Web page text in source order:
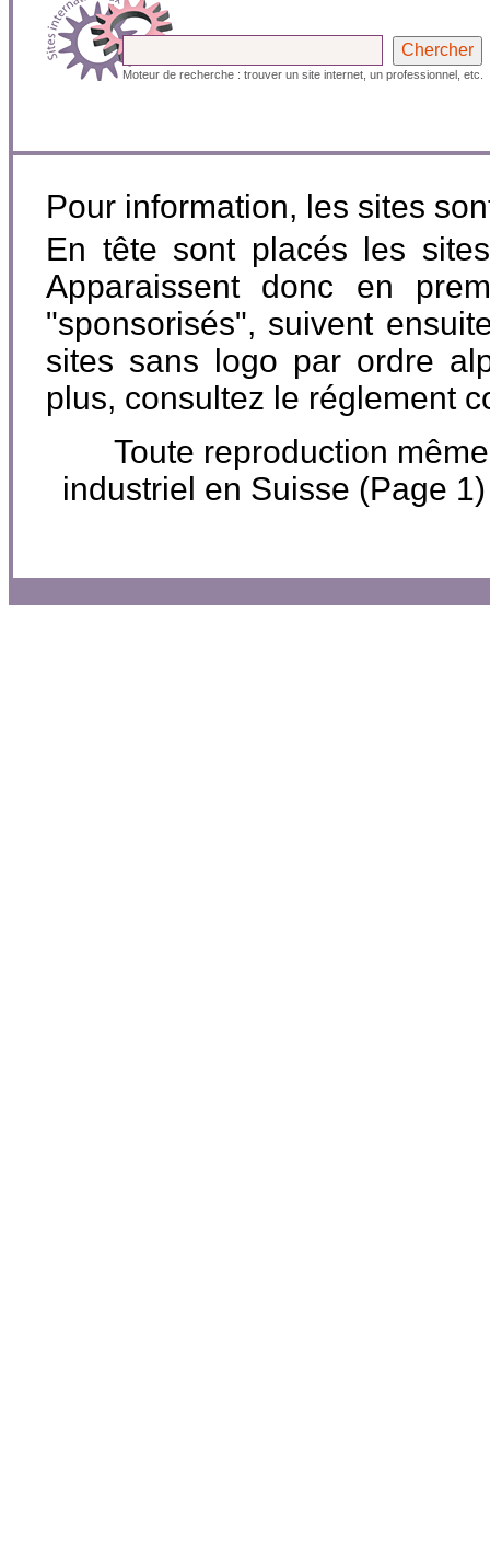
Moteur de recherche : trouver un site internet, un professionnel, etc.
Pour information, les sites
En tête sont placés les
Apparaissent donc en
"sponsorisés", suivent
sites sans logo par ordre
plus, consultez le réglement
Toute reproduction
industriel en Suisse (Page